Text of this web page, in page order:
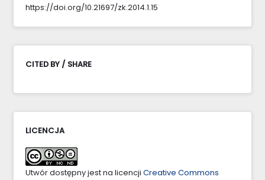
https://doi.org/10.21697/zk.2014.1.15
CITED BY / SHARE
LICENCJA
Utwór dostępny jest na licencji Creative Commons